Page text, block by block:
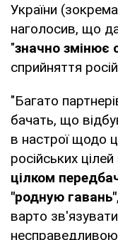
України
наголосив, що
"значно змінює
сприйняття
"Багато
бачать, що
в настрої щодо
російських цілей
цілком
"родную гавань"
варто